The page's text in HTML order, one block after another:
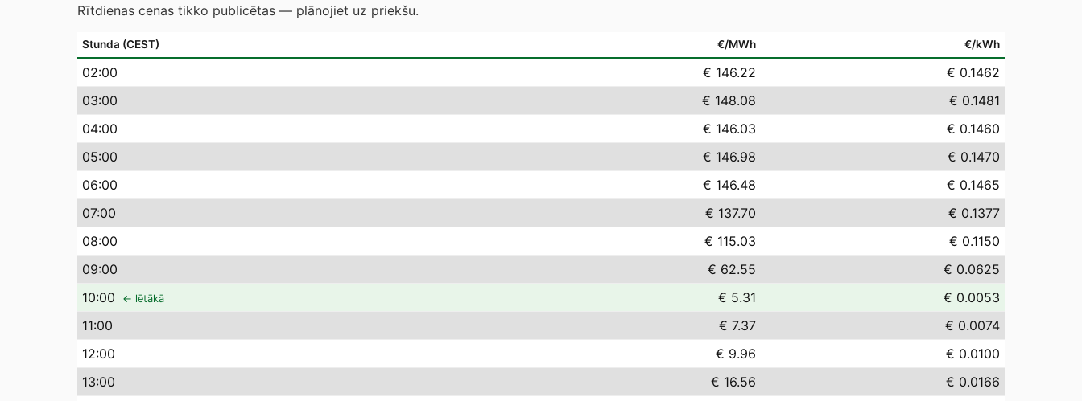
Rītdienas cenas tikko publicētas — plānojiet uz priekšu.
Stunda (CEST) €/MWh €/kWh
02:00 € 146.22
€ 0.1462
03:00 € 148.08
€ 0.1481
04:00 € 146.03
€ 0.1460
05:00 € 146.98
€ 0.1470
06:00 € 146.48
€ 0.1465
07:00 € 137.70
€ 0.1377
08:00 € 115.03
€ 0.1150
09:00 € 62.55
€ 0.0625
10:00 ← lētākā € 5.31
€ 0.0053
11:00 € 7.37
€ 0.0074
12:00 € 9.96
€ 0.0100
13:00 € 16.56
€ 0.0166